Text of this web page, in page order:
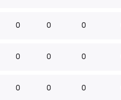
0 0 0
0 0 0
0 0 0